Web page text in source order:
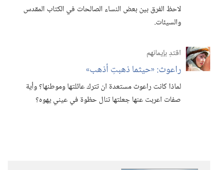
لاحظ الفرق بين بعض النساء الصالحات في الكتاب المقدس
والسيئات.‏
اقتدِ بإيمانهم
راعوث:‏ «حيثما ذهبتِ أذهب»‏
لماذا كانت راعوث مستعدة ان تترك عائلتها وموطنها؟‏ وأية
صفات اعربت عنها جعلتها تنال حظوة في عيني يهوه؟‏